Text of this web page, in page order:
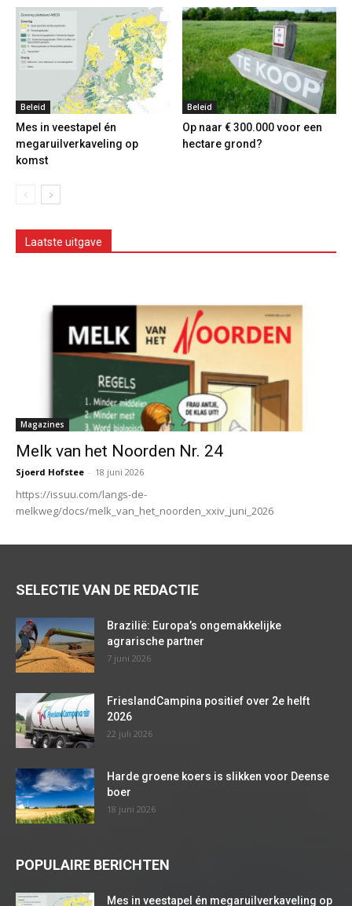
Beleid
Mes in veestapel én
megaruilverkaveling op
komst
Beleid
Op naar € 300.000 voor een
hectare grond?
Laatste uitgave
Magazines
Melk van het Noorden Nr. 24
Sjoerd Hofstee - 18 juni 2026
https://issuu.com/langs-de-
melkweg/docs/melk_van_het_noorden_xxiv_juni_2026
SELECTIE VAN DE REDACTIE
Brazilië: Europa’s ongemakkelijke
agrarische partner
7 juni 2026
FrieslandCampina positief over 2e helft
2026
22 juli 2026
Harde groene koers is slikken voor Deense
boer
18 juni 2026
POPULAIRE BERICHTEN
Mes in veestapel én megaruilverkaveling op